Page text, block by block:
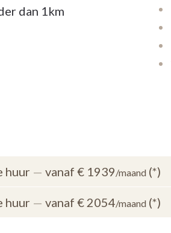
dan 1km
huur — vanaf € 1939/maand (*)
huur — vanaf € 2054/maand (*)